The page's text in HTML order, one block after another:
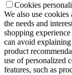
Cookies
We also use
the needs and
shopping
can avoid
product
use of personalized
features, such as